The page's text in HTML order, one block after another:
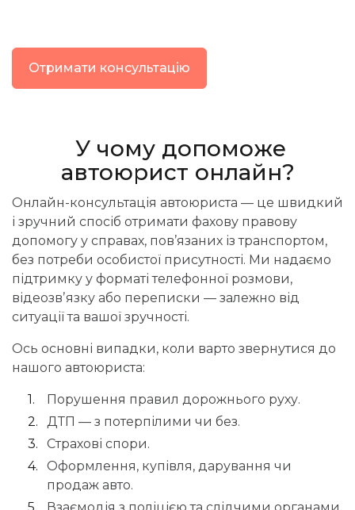
Отримати консультацію
У чому допоможе
автоюрист онлайн?
Онлайн-консультація автоюриста — це швидкий
і зручний спосіб отримати фахову правову
допомогу у справах, пов’язаних із транспортом,
без потреби особистої присутності. Ми надаємо
підтримку у форматі телефонної розмови,
відеозвʼязку або переписки — залежно від
ситуації та вашої зручності.
Ось основні випадки, коли варто звернутися до
нашого автоюриста:
Порушення правил дорожнього руху.
ДТП — з потерпілими чи без.
Страхові спори.
Оформлення, купівля, дарування чи
продаж авто.